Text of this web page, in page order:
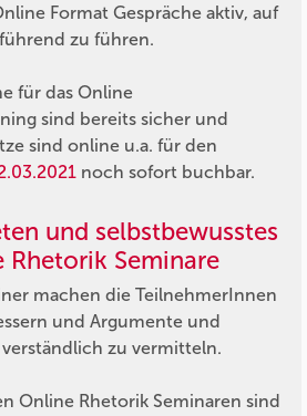
Format Gespräche aktiv, auf
zu führen.
für das Online
sind bereits sicher und
sind online u.a. für den
noch sofort buchbar.
und selbstbewusstes
Rhetorik Seminare
machen die TeilnehmerInnen
und Argumente und
zu vermitteln.
Online Rhetorik Seminaren sind